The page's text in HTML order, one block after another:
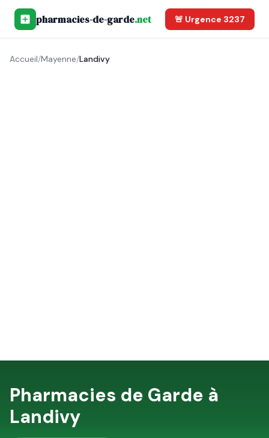
pharmacies-de-garde.net 🚨 Urgence 3237
Accueil/Mayenne/Landivy
Pharmacies de Garde à
Landivy